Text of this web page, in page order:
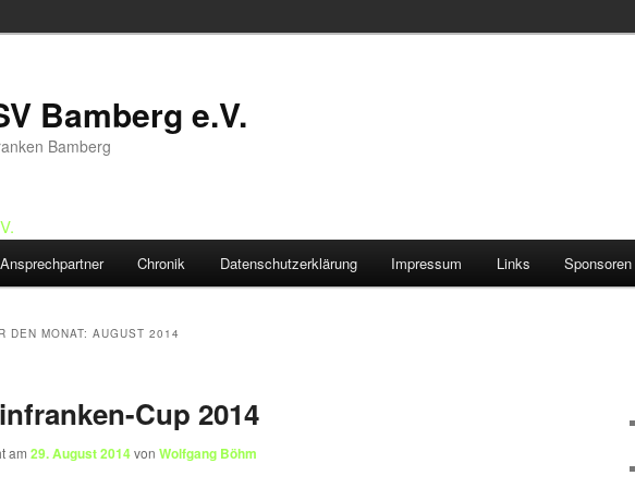
Bamberg e.V.
Bamberg
Ansprechpartner Chronik Datenschutzerklärung Impressum Links Sponsoren
DEN MONAT: AUGUST 2014
Cup 2014
am 29. August 2014von Wolfgang Böhm